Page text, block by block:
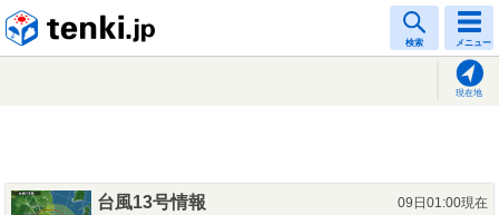
検索 メニュー
現在地
台風13号情報
09日01:00現在